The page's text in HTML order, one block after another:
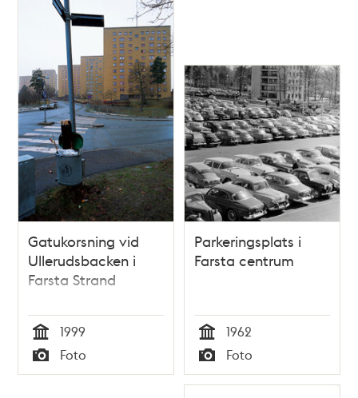
Gatukorsning vid
Ullerudsbacken i
Farsta Strand
Tid
1999
Typ
Foto
Parkeringsplats i
Farsta centrum
Tid
1962
Typ
Foto